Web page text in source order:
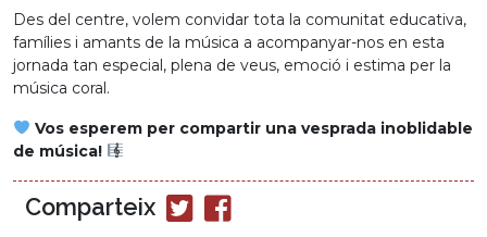
Des del centre, volem convidar tota la comunitat educativa,
famílies i amants de la música a acompanyar-nos en esta
jornada tan especial, plena de veus, emoció i estima per la
música coral.
Vos esperem per compartir una vesprada inoblidable
de música!
Comparteix
Compartir
en
Compartir
en